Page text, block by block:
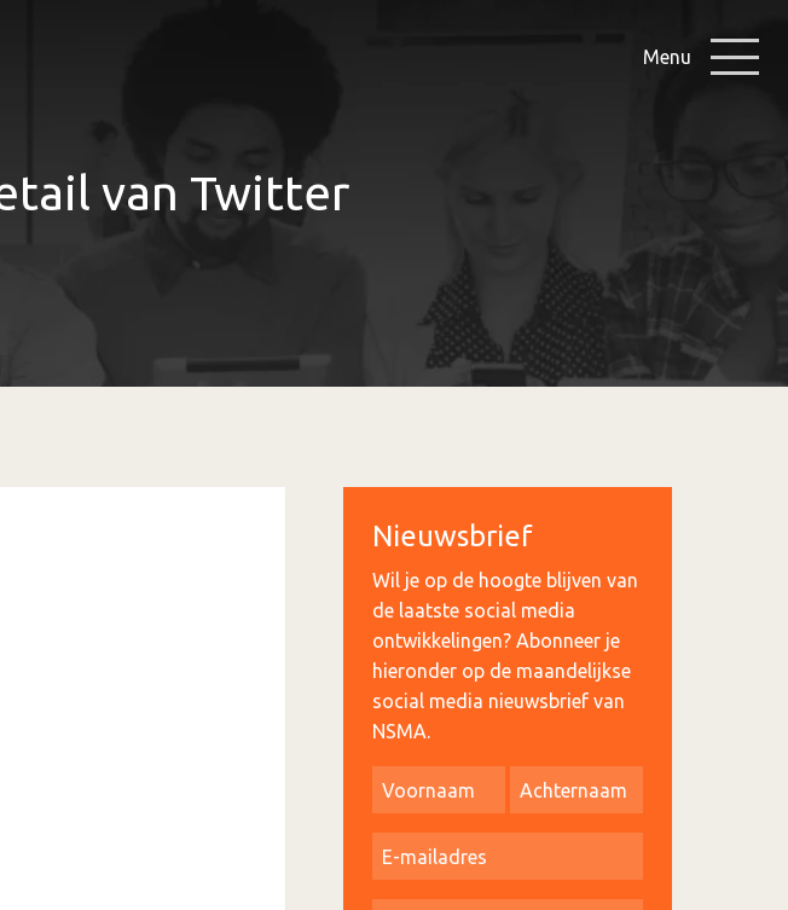
Menu
van Twitter
Nieuwsbrief
Wil je op de hoogte blijven van
de laatste social media
ontwikkelingen? Abonneer je
hieronder op de maandelijkse
social media nieuwsbrief van
NSMA.